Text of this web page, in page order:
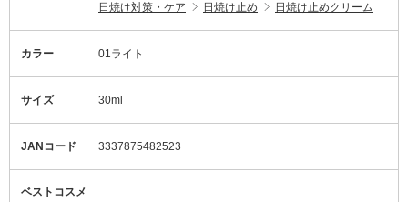
日焼け対策・ケア
日焼け止め 日焼け止めクリーム
カラー 01ライト
サイズ 30ml
JANコード 3337875482523
ベストコスメ